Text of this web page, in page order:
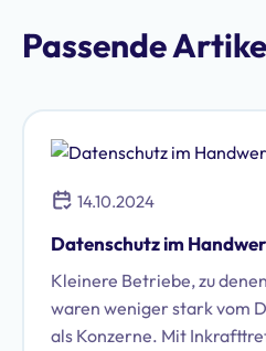
Passende
14.10.2024
Datenschutz im
Kleinere Betriebe, zu
waren weniger stark vom
als Konzerne. Mit